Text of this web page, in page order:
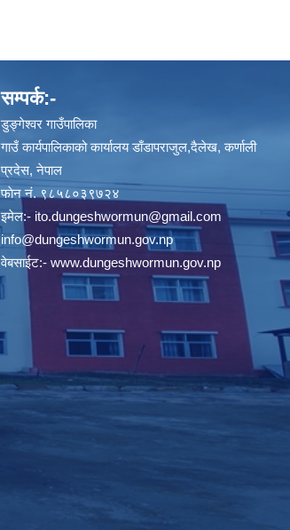
सम्पर्क:-
डुङ्गेश्वर गाउँपालिका
गाउँ कार्यपालिकाको कार्यालय डाँडापराजुल,दैलेख, कर्णाली
प्रदेस, नेपाल
फाेन नं. ९८५८०३९७२४
इमेल:- ito.dungeshwormun@gmail.com
info@dungeshwormun.gov.np
वेबसाईट:- www.dungeshwormun.gov.np